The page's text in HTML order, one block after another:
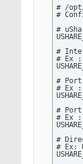
# /
#
#
#
# Ex :
#
# Ex :
#
# Ex :
#
# Ex: